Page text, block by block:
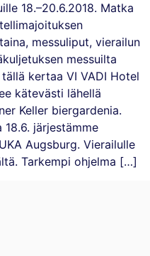
18.–20.6.2018. Matka
messuliput, vierailun
messuilta
kertaa VI VADI Hotel
kätevästi lähellä
Keller biergardenia.
18.6. järjestämme
Augsburg. Vierailulle
Tarkempi ohjelma […]